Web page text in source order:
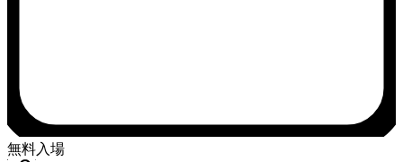
無料入場